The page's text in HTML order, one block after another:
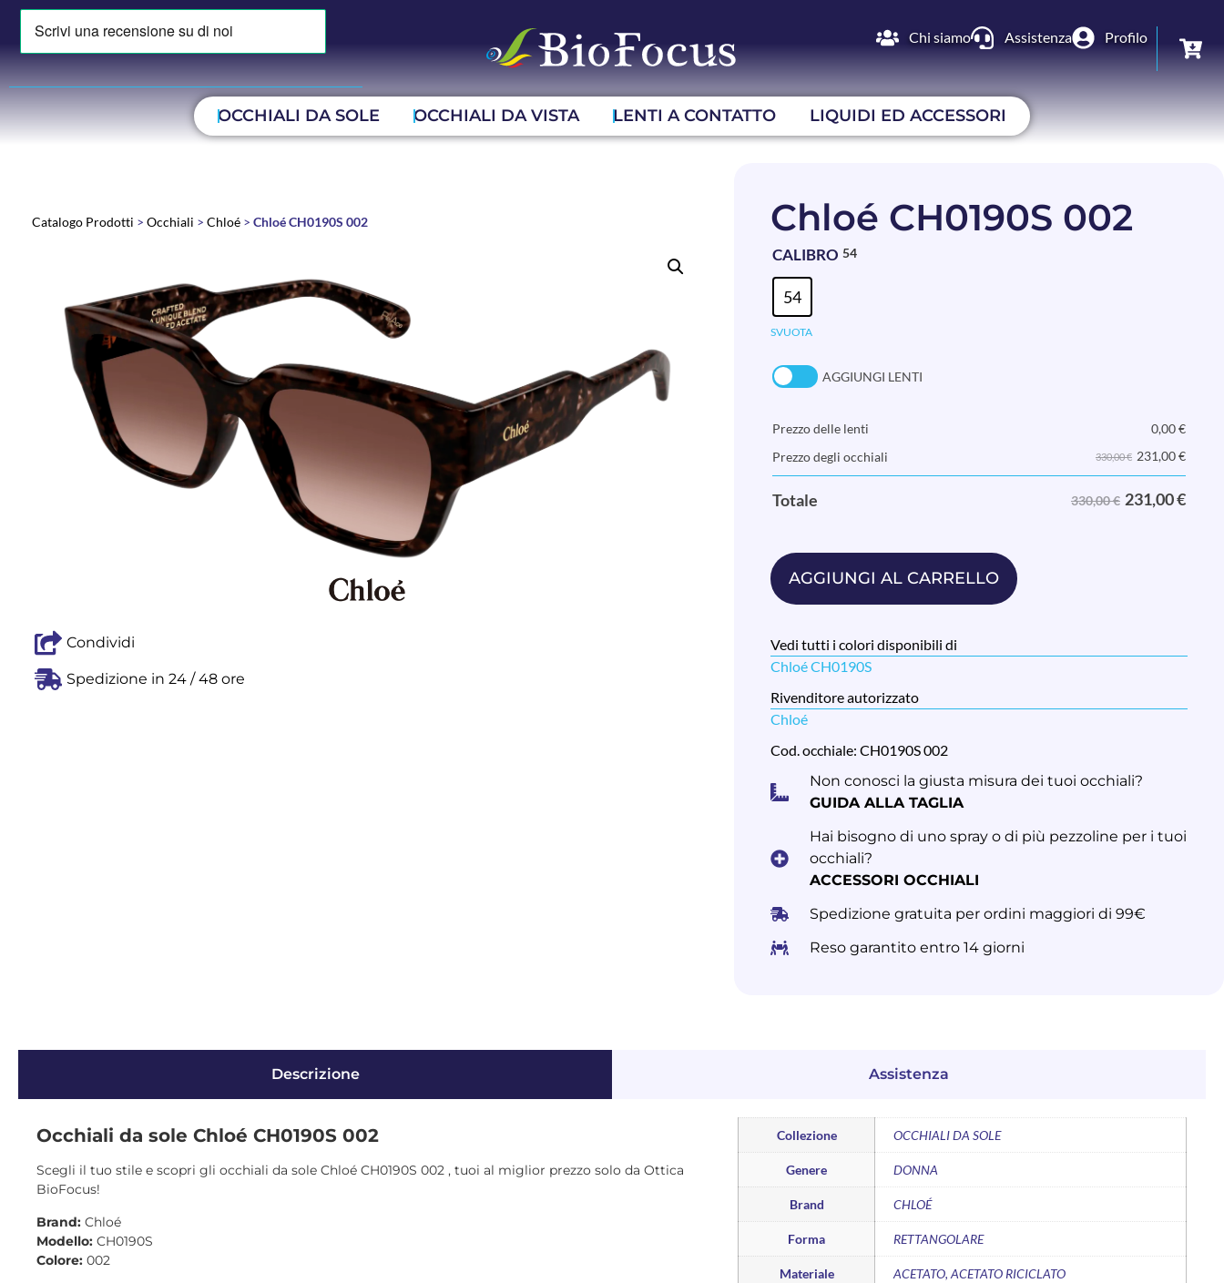
Chi siamo Assistenza Profilo
OCCHIALI DA SOLE OCCHIALI DA VISTA LENTI A CONTATTO LIQUIDI ED ACCESSORI
Catalogo Prodotti > Occhiali > Chloé > Chloé CH0190S 002
Condividi
Spedizione in 24 / 48 ore
Chloé CH0190S 002
CALIBRO 54
54
SVUOTA
AGGIUNGI LENTI
Prezzo delle lenti 0,00€
Prezzo degli occhiali
330,00 € 231,00€
Totale 330,00 € 231,00€
AGGIUNGI AL CARRELLO
Vedi tutti i colori disponibili di
Chloé CH0190S
Rivenditore autorizzato
Chloé
Cod. occhiale: CH0190S 002
Non conosci la giusta misura dei tuoi occhiali?
GUIDA ALLA TAGLIA
Hai bisogno di uno spray o di più pezzoline per i tuoi
occhiali?
ACCESSORI OCCHIALI
Spedizione gratuita per ordini maggiori di 99€
Reso garantito entro 14 giorni
Descrizione Assistenza
Occhiali da sole Chloé CH0190S 002
Scegli il tuo stile e scopri gli occhiali da sole Chloé CH0190S 002 , tuoi al miglior prezzo solo da Ottica
BioFocus!
Brand: Chloé
Modello: CH0190S
Colore: 002
Collezione OCCHIALI DA SOLE
Genere DONNA
Brand CHLOÉ
Forma RETTANGOLARE
Materiale ACETATO, ACETATO RICICLATO